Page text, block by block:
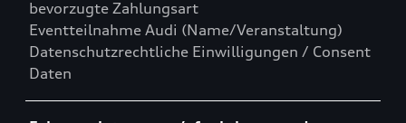
bevorzugte Zahlungsart
Eventteilnahme Audi (Name/Veranstaltung)
Datenschutzrechtliche Einwilligungen / Consent
Daten